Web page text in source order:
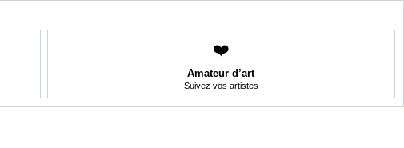
❤️
Amateur d’art
Suivez vos artistes